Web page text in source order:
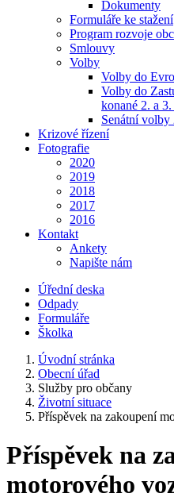
Dokumenty
Formuláře ke stažení
Program rozvoje
Smlouvy
Volby
Volby do
Volby do
konané 2. a
Senátní volby
Krizové řízení
Fotografie
2020
2019
2018
2017
2016
Kontakt
Ankety
Napište nám
Úřední deska
Odpady
Formuláře
Školka
Úvodní stránka
Obecní úřad
Služby pro občany
Životní situace
Příspěvek na zakoupení
Příspěvek na
motorového